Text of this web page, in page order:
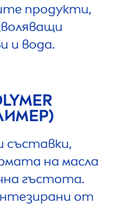
продукти,
и вода.
съставки,
на масла
гъстота.
от